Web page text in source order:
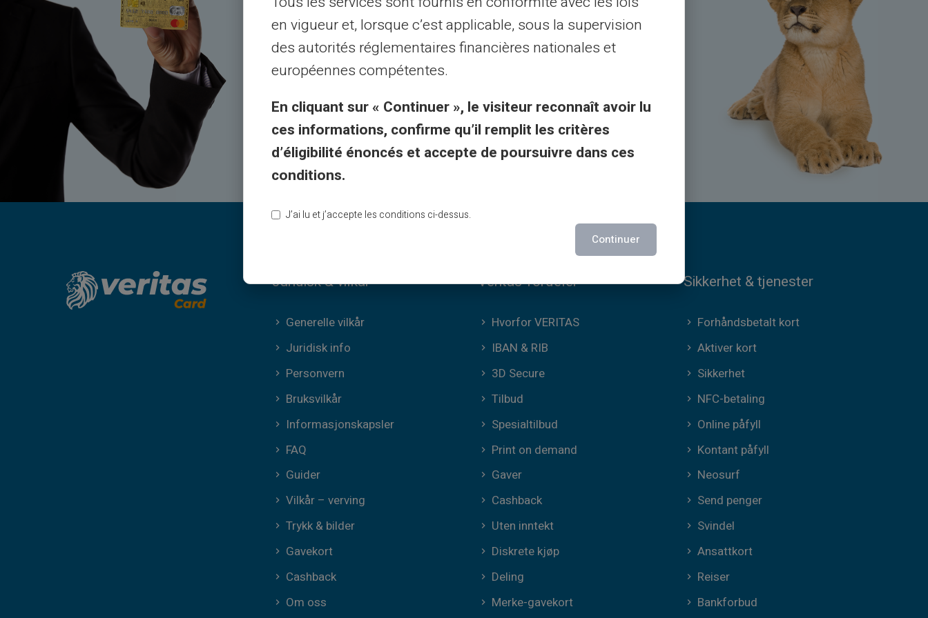
Kundeservice på engelsk til tjeneste med billett 24/24, via
telefon fra mandag til lørdag fra 9h til 18h30
Kontakt oss
Juridisk & vilkår
Generelle vilkår
Juridisk info
Personvern
Bruksvilkår
Informasjonskapsler
FAQ
Guider
Vilkår – verving
Trykk & bilder
Gavekort
Cashback
Om oss
Veritas-fordeler
Hvorfor VERITAS
IBAN & RIB
3D Secure
Tilbud
Spesialtilbud
Print on demand
Gaver
Cashback
Uten inntekt
Diskrete kjøp
Deling
Merke-gavekort
Sikkerhet & tjenester
Forhåndsbetalt kort
Aktiver kort
Sikkerhet
NFC-betaling
Online påfyll
Kontant påfyll
Neosurf
Send penger
Svindel
Ansattkort
Reiser
Bankforbud
en vigueur et, lorsque c’est applicable, sous la supervision
des autorités réglementaires financières nationales et
européennes compétentes.
En cliquant sur « Continuer », le visiteur reconnaît avoir lu
ces informations, confirme qu’il remplit les critères
d’éligibilité énoncés et accepte de poursuivre dans ces
conditions.
J’ai lu et j’accepte les conditions ci-dessus.
Continuer